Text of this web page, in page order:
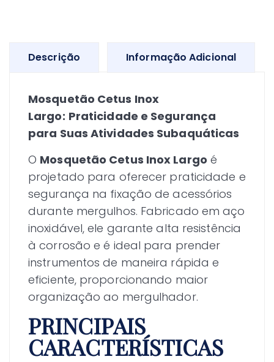
Descrição Informação Adicional
Mosquetão Cetus Inox
Largo: Praticidade e Segurança
para Suas Atividades Subaquáticas
O Mosquetão Cetus Inox Largo é
projetado para oferecer praticidade e
segurança na fixação de acessórios
durante mergulhos. Fabricado em aço
inoxidável, ele garante alta resistência
à corrosão e é ideal para prender
instrumentos de maneira rápida e
eficiente, proporcionando maior
organização ao mergulhador.
PRINCIPAIS
CARACTERÍSTICAS